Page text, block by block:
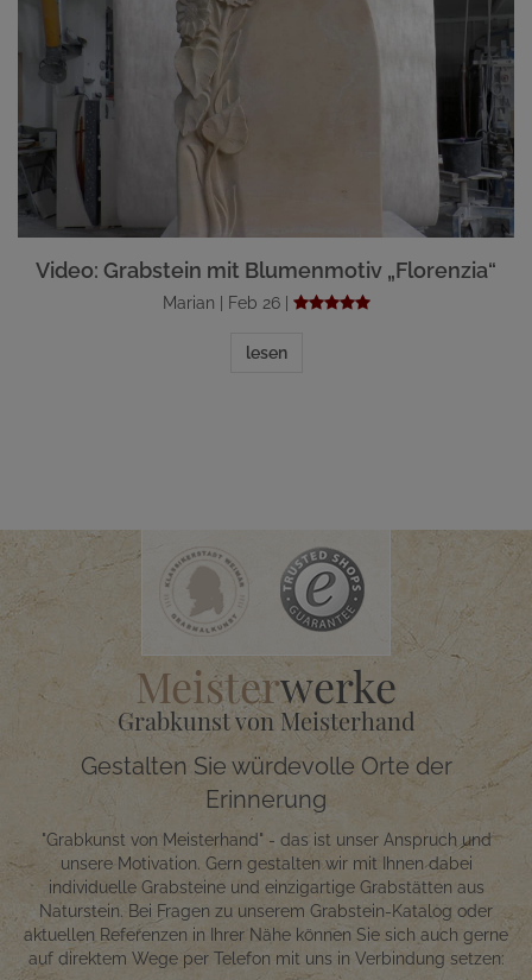
Video: Grabstein mit Blumenmotiv „Florenzia“
Marian | Feb 26 |
lesen
Meisterwerke
Grabkunst von Meisterhand
Gestalten Sie würdevolle Orte der
Erinnerung
"Grabkunst von Meisterhand" - das ist unser Anspruch und
unsere Motivation. Gern gestalten wir mit Ihnen dabei
individuelle Grabsteine und einzigartige Grabstätten aus
Naturstein. Bei Fragen zu unserem Grabstein-Katalog oder
aktuellen Referenzen in Ihrer Nähe können Sie sich auch gerne
auf direktem Wege per Telefon mit uns in Verbindung setzen: